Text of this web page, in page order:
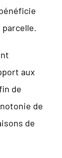
parcelle.
aux
de
de
de